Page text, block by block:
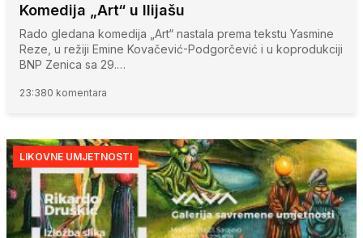
Komedija „Art“ u Ilijašu
Rado gledana komedija „Art“ nastala prema tekstu Yasmine
Reze, u režiji Emine Kovačević-Podgorčević i u koprodukciji
BNP Zenica sa 29.…
23:380 komentara
LIKOVNE UMJETNOSTI